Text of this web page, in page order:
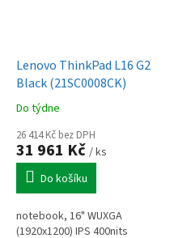
Lenovo ThinkPad L16 G2
Black (21SC0008CK)
Do týdne
26 414 Kč bez DPH
31 961 Kč / ks
Do košíku
notebook, 16" WUXGA
(1920x1200) IPS 400nits